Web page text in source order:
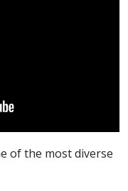
of the most diverse